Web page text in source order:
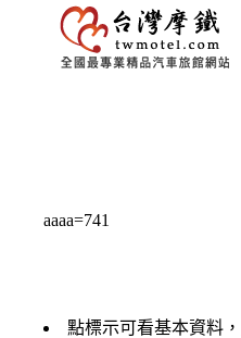
aaaa=741
點標示可看基本資料